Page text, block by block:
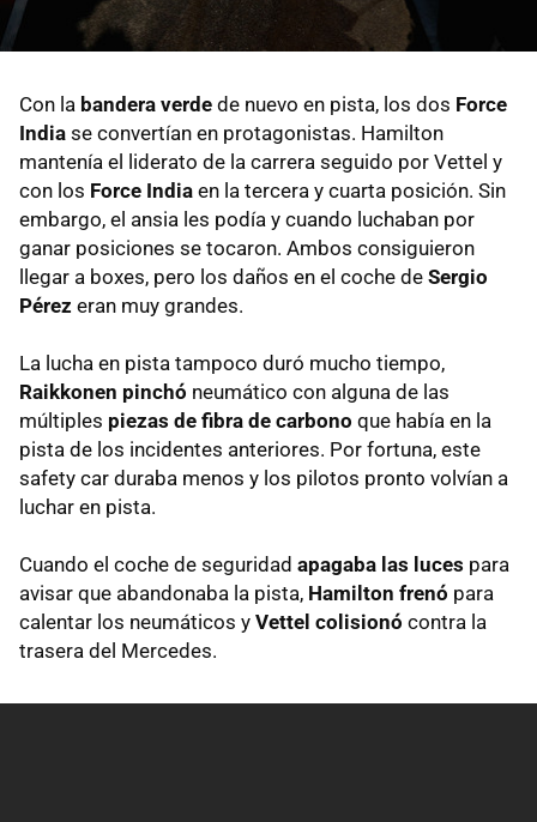
Con la bandera verde de nuevo en pista, los dos Force
India se convertían en protagonistas. Hamilton
mantenía el liderato de la carrera seguido por Vettel y
con los Force India en la tercera y cuarta posición. Sin
embargo, el ansia les podía y cuando luchaban por
ganar posiciones se tocaron. Ambos consiguieron
llegar a boxes, pero los daños en el coche de Sergio
Pérez eran muy grandes.
La lucha en pista tampoco duró mucho tiempo,
Raikkonen pinchó neumático con alguna de las
múltiples piezas de fibra de carbono que había en la
pista de los incidentes anteriores. Por fortuna, este
safety car duraba menos y los pilotos pronto volvían a
luchar en pista.
Cuando el coche de seguridad apagaba las luces para
avisar que abandonaba la pista, Hamilton frenó para
calentar los neumáticos y Vettel colisionó contra la
trasera del Mercedes.